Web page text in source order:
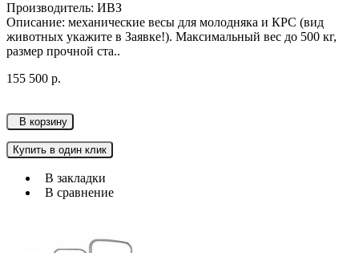
Производитель: ИВЗ
Описание: механические весы для молодняка и КРС (вид
животных укажите в Заявке!). Максимальный вес до 500 кг,
размер прочной ста..
155 500 р.
В корзину
Купить в один клик
В закладки
В сравнение